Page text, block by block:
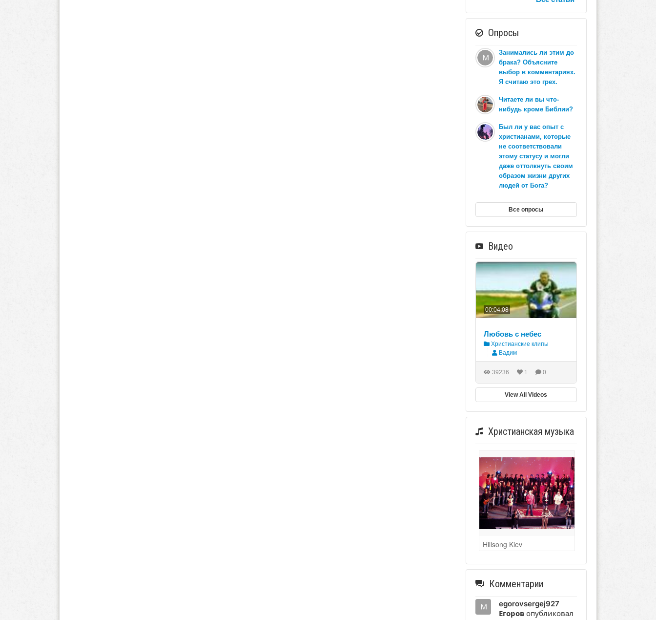
Опросы
Занимались ли этим до
брака? Объясните
выбор в комментариях.
Я считаю это грех.
Читаете ли вы что-
нибудь кроме Библии?
Был ли у вас опыт с
христианами, которые
не соответствовали
этому статусу и могли
даже оттолкнуть своим
образом жизни других
людей от Бога?
Все опросы
Видео
00:04:08
Любовь с небес
Христианские клипы
Вадим
39236 1 0
View All Videos
Христианская музыка
Hillsong Kiev
Комментарии
egorovsergej927
Егоровопубликовал